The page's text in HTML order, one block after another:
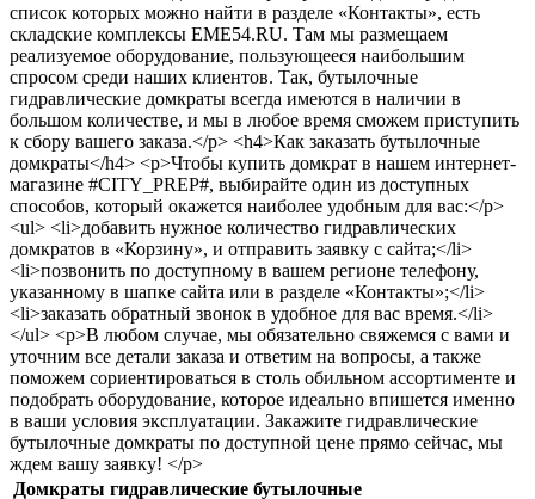
список которых можно найти в разделе «Контакты», есть
складские комплексы EME54.RU. Там мы размещаем
реализуемое оборудование, пользующееся наибольшим
спросом среди наших клиентов. Так, бутылочные
гидравлические домкраты всегда имеются в наличии в
большом количестве, и мы в любое время сможем приступить
к сбору вашего заказа.</p> <h4>Как заказать бутылочные
домкраты</h4> <p>Чтобы купить домкрат в нашем интернет-
магазине #CITY_PREP#, выбирайте один из доступных
способов, который окажется наиболее удобным для вас:</p>
<ul> <li>добавить нужное количество гидравлических
домкратов в «Корзину», и отправить заявку с сайта;</li>
<li>позвонить по доступному в вашем регионе телефону,
указанному в шапке сайта или в разделе «Контакты»;</li>
<li>заказать обратный звонок в удобное для вас время.</li>
</ul> <p>В любом случае, мы обязательно свяжемся с вами и
уточним все детали заказа и ответим на вопросы, а также
поможем сориентироваться в столь обильном ассортименте и
подобрать оборудование, которое идеально впишется именно
в ваши условия эксплуатации. Закажите гидравлические
бутылочные домкраты по доступной цене прямо сейчас, мы
ждем вашу заявку! </p>
Домкраты гидравлические бутылочные